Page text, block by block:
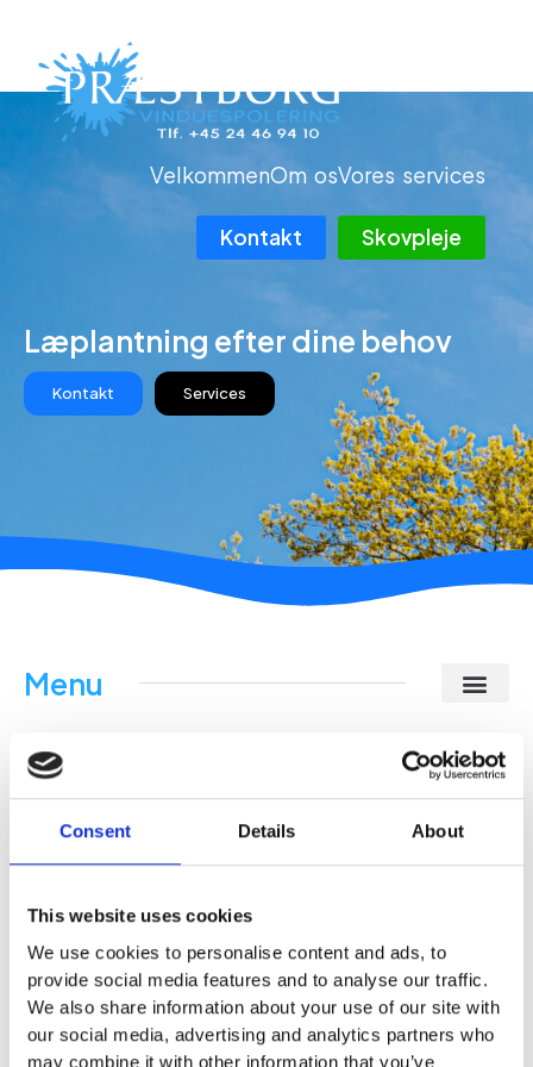
Consent Details About
This website uses cookies
We use cookies to personalise content and ads, to
provide social media features and to analyse our traffic.
We also share information about your use of our site with
our social media, advertising and analytics partners who
may combine it with other information that you’ve
indholdet
VelkommenOm osVores services
Kontakt Skovpleje
​Læplantning efter dine behov
Kontakt Services
Menu
Læplanting
​VI PLANTER LÆHEGN OG LÆBÆLTER
Læplantning har et stort anvendelsespotentiale, og der kan
være mange forskellige årsager til at få plantet et læbælte.
vejstrækning eller ind til en have, så kan du med læplantning
få en både funktionel og æstetisk løsning, der skærmer for
støj og udsyn og i stedet skaber et smukt og naturligt udtryk.
Ved Præstborg hjælper vi både offentlige institutioner,
erhvervsdrivende og privatkunder med læplantning, og vi